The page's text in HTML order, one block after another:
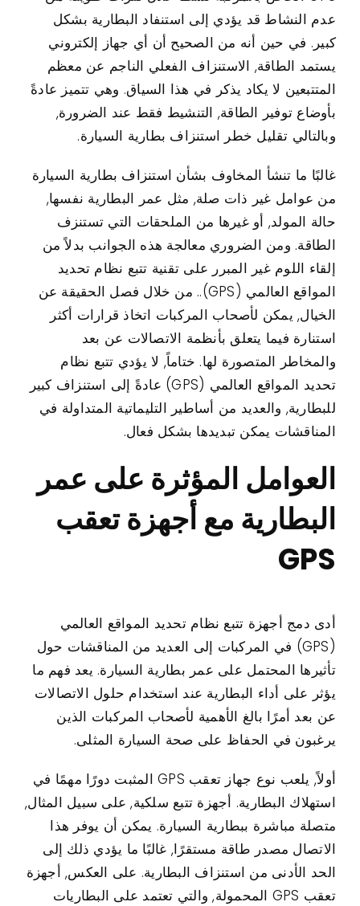
عدم النشاط قد يؤدي إلى استنفاد البطارية بشكل
كبير. في حين أنه من الصحيح أن أي جهاز إلكتروني
يستمد الطاقة, الاستنزاف الفعلي الناجم عن معظم
المتتبعين لا يكاد يذكر في هذا السياق. وهي تتميز عادةً
بأوضاع توفير الطاقة, التنشيط فقط عند الضرورة,
وبالتالي تقليل خطر استنزاف بطارية السيارة.
غالبًا ما تنشأ المخاوف بشأن استنزاف بطارية السيارة
من عوامل غير ذات صلة, مثل عمر البطارية نفسها,
حالة المولد, أو غيرها من الملحقات التي تستنزف
الطاقة. ومن الضروري معالجة هذه الجوانب بدلاً من
إلقاء اللوم غير المبرر على تقنية تتبع نظام تحديد
المواقع العالمي (GPS).. من خلال فصل الحقيقة عن
الخيال, يمكن لأصحاب المركبات اتخاذ قرارات أكثر
استنارة فيما يتعلق بأنظمة الاتصالات عن بعد
والمخاطر المتصورة لها. ختاماً, لا يؤدي تتبع نظام
تحديد المواقع العالمي (GPS) عادةً إلى استنزاف كبير
للبطارية, والعديد من أساطير التليماتية المتداولة في
المناقشات يمكن تبديدها بشكل فعال.
العوامل المؤثرة على عمر
البطارية مع أجهزة تعقب
GPS
أدى دمج أجهزة تتبع نظام تحديد المواقع العالمي
(GPS) في المركبات إلى العديد من المناقشات حول
تأثيرها المحتمل على عمر بطارية السيارة. يعد فهم ما
يؤثر على أداء البطارية عند استخدام حلول الاتصالات
عن بعد أمرًا بالغ الأهمية لأصحاب المركبات الذين
يرغبون في الحفاظ على صحة السيارة المثلى.
أولاً, يلعب نوع جهاز تعقب GPS المثبت دورًا مهمًا في
استهلاك البطارية. أجهزة تتبع سلكية, على سبيل المثال,
متصلة مباشرة ببطارية السيارة. يمكن أن يوفر هذا
الاتصال مصدر طاقة مستقرًا, غالبًا ما يؤدي ذلك إلى
الحد الأدنى من استنزاف البطارية. على العكس, أجهزة
تعقب GPS المحمولة, والتي تعتمد على البطاريات